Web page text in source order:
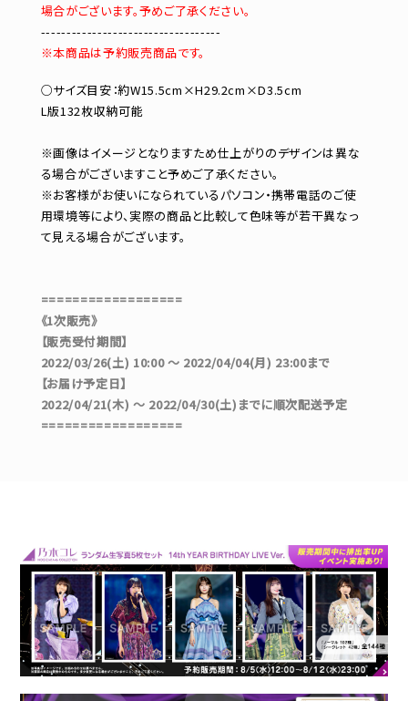
場合がございます。予めご了承ください。
-----------------------------------
※本商品は予約販売商品です。
○サイズ目安：約W15.5cm×H29.2cm×D3.5cm
L版132枚収納可能
※画像はイメージとなりますため仕上がりのデザインは異な
る場合がございますこと予めご了承ください。
※お客様がお使いになられているパソコン・携帯電話のご使
用環境等により、実際の商品と比較して色味等が若干異なっ
て見える場合がございます。
==================
《1次販売》
【販売受付期間】
2022/03/26(土) 10:00 ～ 2022/04/04(月) 23:00まで
【お届け予定日】
2022/04/21(木) ～ 2022/04/30(土)までに順次配送予定
==================